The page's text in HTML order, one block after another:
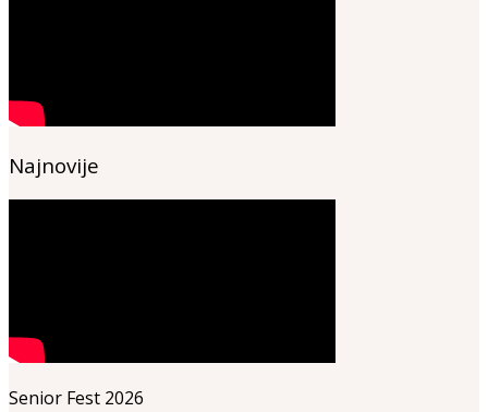
Najnovije
Senior Fest 2026